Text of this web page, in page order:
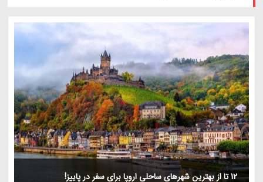
12 تا از بهترین شهرهای ساحلی اروپا برای سفر در پاییز!